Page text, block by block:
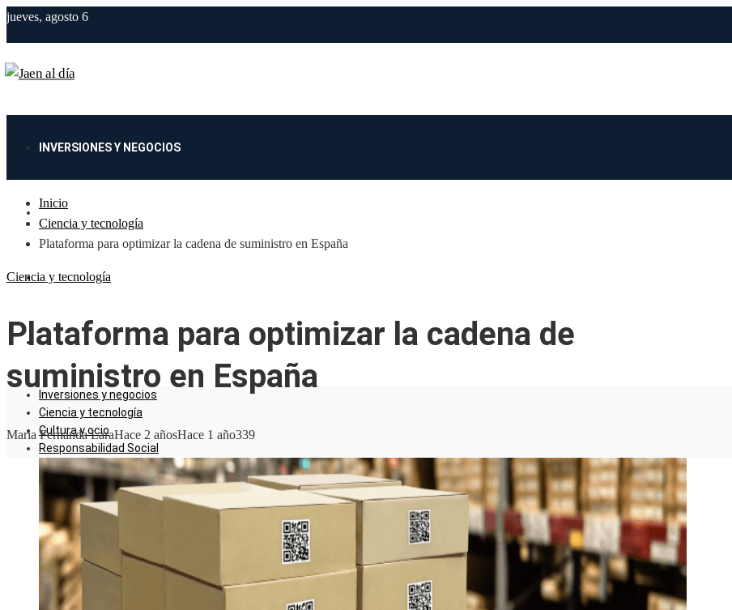
jueves, agosto 6
INVERSIONES Y NEGOCIOS
CIENCIA Y TECNOLOGÍA
CULTURA Y OCIO
RESPONSABILIDAD SOCIAL
Inversiones y negocios
Ciencia y tecnología
Cultura y ocio
Responsabilidad Social
Inicio
Ciencia y tecnología
Plataforma para optimizar la cadena de suministro en España
Ciencia y tecnología
Plataforma para optimizar la cadena de
suministro en España
Maria Fernanda LaraHace 2 añosHace 1 año339